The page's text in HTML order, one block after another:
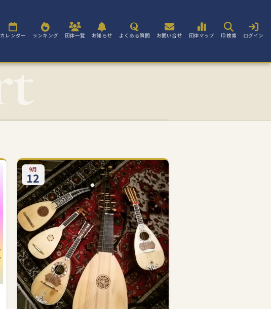
カレンダー ランキング 団体一覧 お知らせ よくある質問 お問い合せ 団体マップ ID検索 ログイン
9月
12